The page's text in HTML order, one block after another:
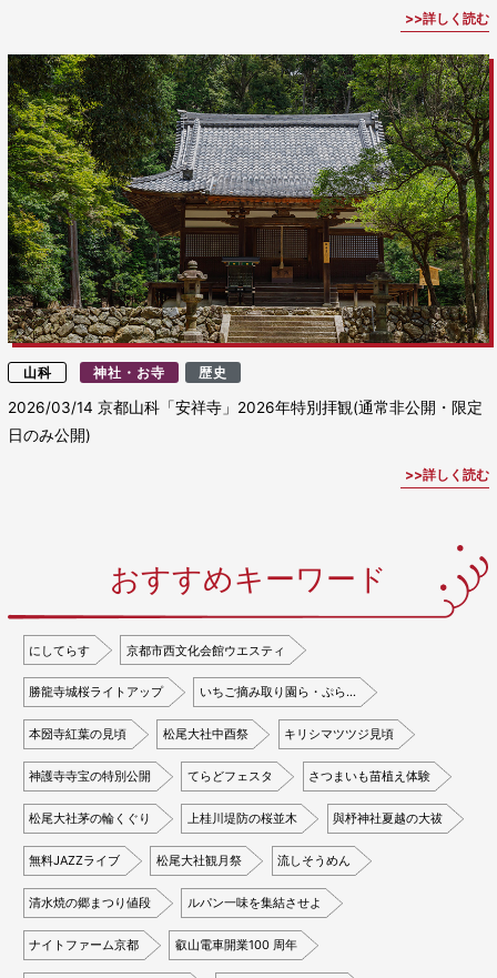
詳しく読む
山科 神社・お寺 歴史
2026/03/14京都山科「安祥寺」2026年特別拝観(通常非公開・限定
日のみ公開)
詳しく読む
おすすめキーワード
にしてらす 京都市西文化会館ウエスティ
勝龍寺城桜ライトアップ いちご摘み取り園ら・ぷら…
本圀寺紅葉の見頃 松尾大社中酉祭 キリシマツツジ見頃
神護寺寺宝の特別公開 てらどフェスタ さつまいも苗植え体験
松尾大社茅の輪くぐり 上桂川堤防の桜並木 與杼神社夏越の大祓
無料JAZZライブ 松尾大社観月祭 流しそうめん
清水焼の郷まつり値段 ルパン一味を集結させよ
ナイトファーム京都 叡山電車開業100 周年